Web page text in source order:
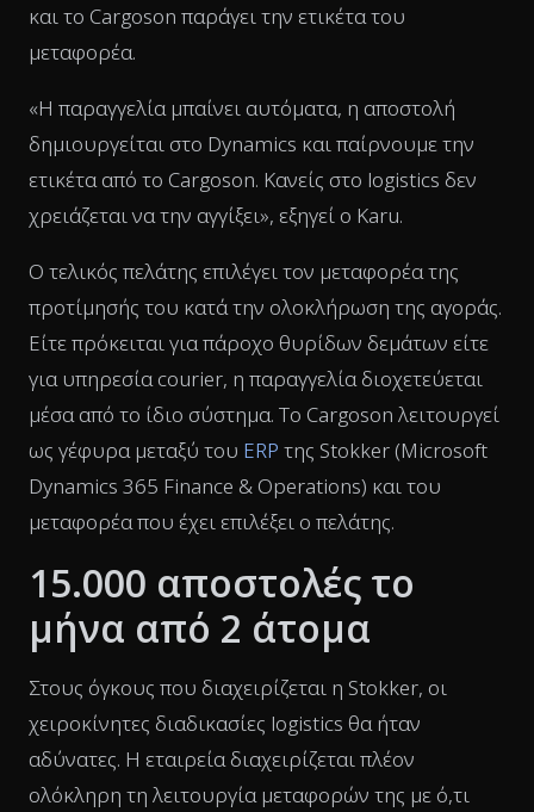
και το Cargoson παράγει την ετικέτα του
μεταφορέα.
«Η παραγγελία μπαίνει αυτόματα, η αποστολή
δημιουργείται στο Dynamics και παίρνουμε την
ετικέτα από το Cargoson. Κανείς στο logistics δεν
χρειάζεται να την αγγίξει», εξηγεί ο Karu.
Ο τελικός πελάτης επιλέγει τον μεταφορέα της
προτίμησής του κατά την ολοκλήρωση της αγοράς.
Είτε πρόκειται για πάροχο θυρίδων δεμάτων είτε
για υπηρεσία courier, η παραγγελία διοχετεύεται
μέσα από το ίδιο σύστημα. Το Cargoson λειτουργεί
ως γέφυρα μεταξύ του ERP της Stokker (Microsoft
Dynamics 365 Finance & Operations) και του
μεταφορέα που έχει επιλέξει ο πελάτης.
15.000 αποστολές το
μήνα από 2 άτομα
Στους όγκους που διαχειρίζεται η Stokker, οι
χειροκίνητες διαδικασίες logistics θα ήταν
αδύνατες. Η εταιρεία διαχειρίζεται πλέον
ολόκληρη τη λειτουργία μεταφορών της με ό,τι